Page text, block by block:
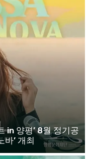
in 양평’ 8월 정기공
바’ 개최